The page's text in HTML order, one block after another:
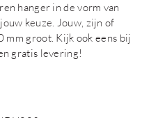
hanger in de vorm van
keuze. Jouw, zijn of
mm groot. Kijk ook eens bij
gratis levering!